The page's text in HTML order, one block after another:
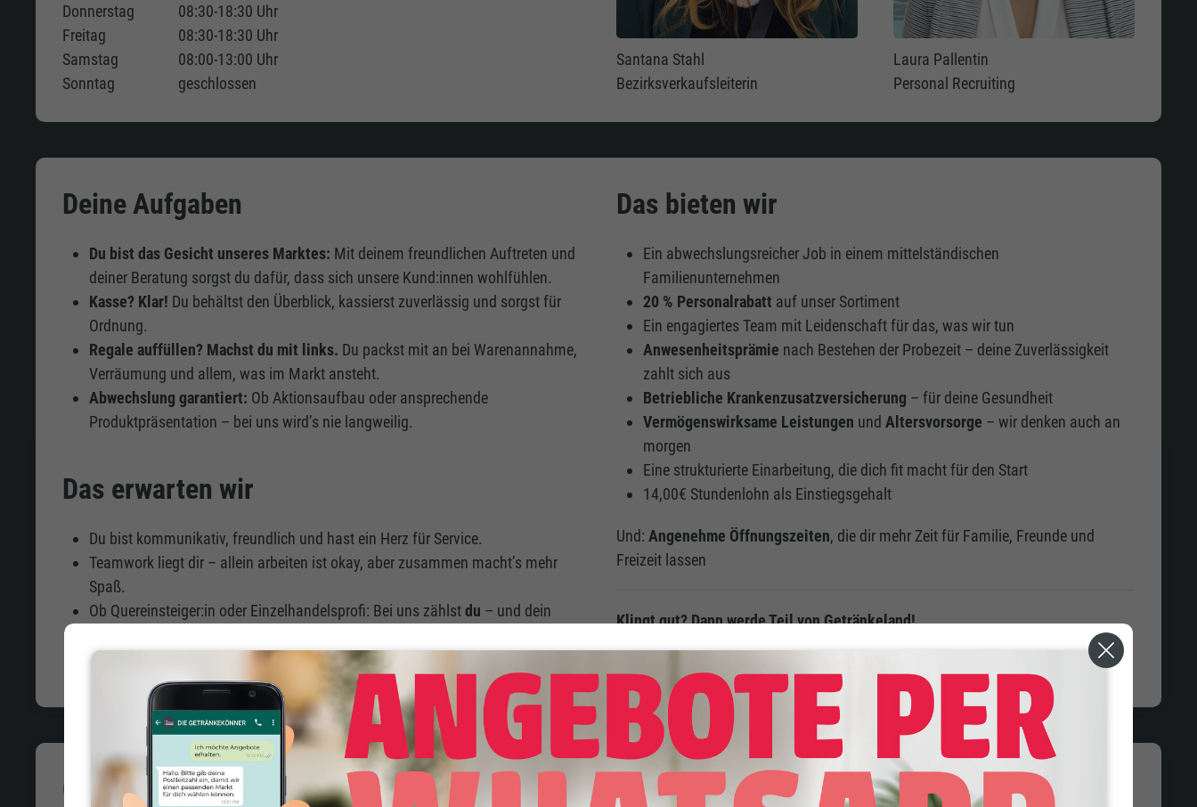
Donnerstag
08:30-18:30 Uhr
Freitag
08:30-18:30 Uhr
Samstag
08:00-13:00 Uhr
Sonntag
geschlossen
Santana Stahl
Bezirksverkaufsleiterin
Laura Pallentin
Personal Recruiting
Deine Aufgaben
Du bist das Gesicht unseres Marktes: Mit deinem freundlichen Auftreten und
deiner Beratung sorgst du dafür, dass sich unsere Kund:innen wohlfühlen.
Kasse? Klar! Du behältst den Überblick, kassierst zuverlässig und sorgst für
Ordnung.
Regale auffüllen? Machst du mit links. Du packst mit an bei Warenannahme,
Verräumung und allem, was im Markt ansteht.
Abwechslung garantiert: Ob Aktionsaufbau oder ansprechende
Produktpräsentation – bei uns wird’s nie langweilig.
Das erwarten wir
Du bist kommunikativ, freundlich und hast ein Herz für Service.
Teamwork liegt dir – allein arbeiten ist okay, aber zusammen macht’s mehr
Spaß.
Ob Quereinsteiger:in oder Einzelhandelsprofi: Bei uns zählstdu – und dein
Das bieten wir
Ein abwechslungsreicher Job in einem mittelständischen
Familienunternehmen
20 % Personalrabatt auf unser Sortiment
Ein engagiertes Team mit Leidenschaft für das, was wir tun
Anwesenheitsprämie nach Bestehen der Probezeit – deine Zuverlässigkeit
zahlt sich aus
Betriebliche Krankenzusatzversicherung – für deine Gesundheit
Vermögenswirksame Leistungen und Altersvorsorge – wir denken auch an
morgen
Eine strukturierte Einarbeitung, die dich fit macht für den Start
14,00€ Stundenlohn als Einstiegsgehalt
Und: Angenehme Öffnungszeiten, die dir mehr Zeit für Familie, Freunde und
Freizeit lassen
Klingt gut? Dann werde Teil von Getränkeland!
Wunschfiliale vorbei – wir freuen uns auf dich!
GETRÄNKELANDCARE - Deine Vorteile und Zusatzleistungen